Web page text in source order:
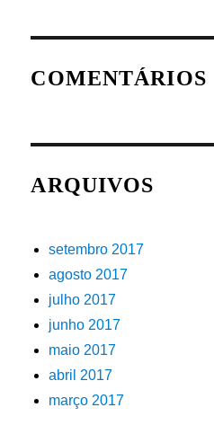
COMENTÁRIOS
ARQUIVOS
setembro 2017
agosto 2017
julho 2017
junho 2017
maio 2017
abril 2017
março 2017